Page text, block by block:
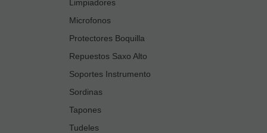
Limpiadores
Microfonos
Protectores Boquilla
Repuestos Saxo Alto
Soportes Instrumento
Sordinas
Tapones
Tudeles